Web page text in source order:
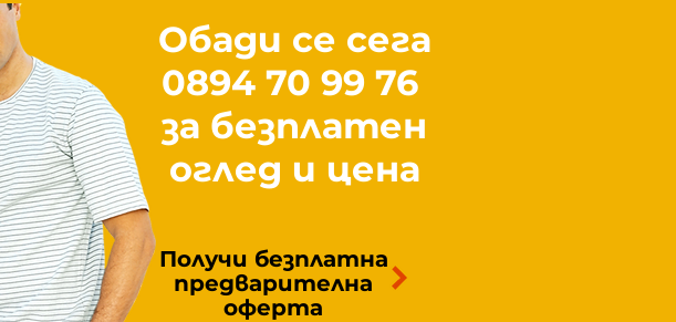
Обади се сега
0894 70 99 76
за безплатен
оглед и цена
Получи безплатна
предварителна
оферта